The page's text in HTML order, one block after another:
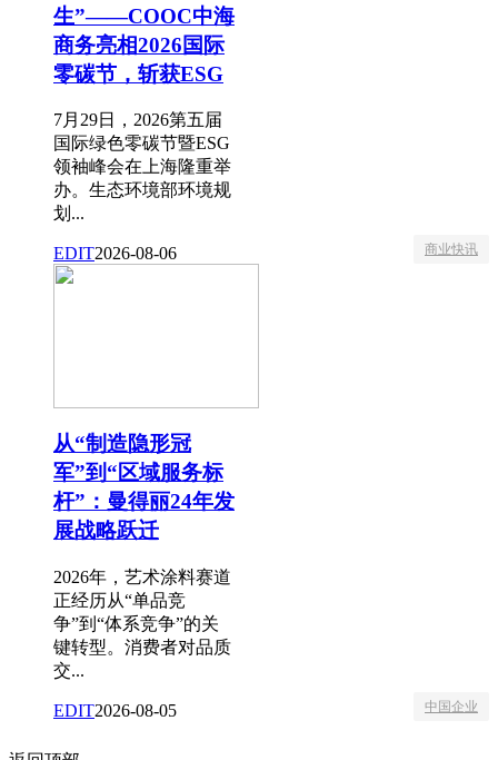
生”——COOC中海
商务亮相2026国际
零碳节，斩获ESG
7月29日，2026第五届
国际绿色零碳节暨ESG
领袖峰会在上海隆重举
办。生态环境部环境规
划...
EDIT2026-08-06 商业快讯
从“制造隐形冠
军”到“区域服务标
杆”：曼得丽24年发
展战略跃迁
2026年，艺术涂料赛道
正经历从“单品竞
争”到“体系竞争”的关
键转型。消费者对品质
交...
EDIT2026-08-05 中国企业